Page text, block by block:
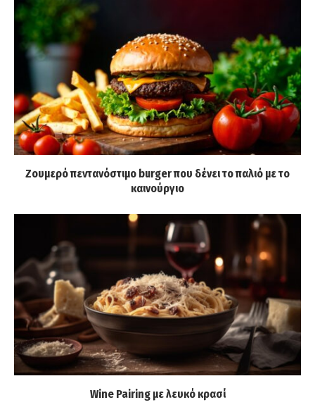
Ζουμερό πεντανόστιμο burger που δένει το παλιό με το
καινούργιο
Wine Pairing με λευκό κρασί